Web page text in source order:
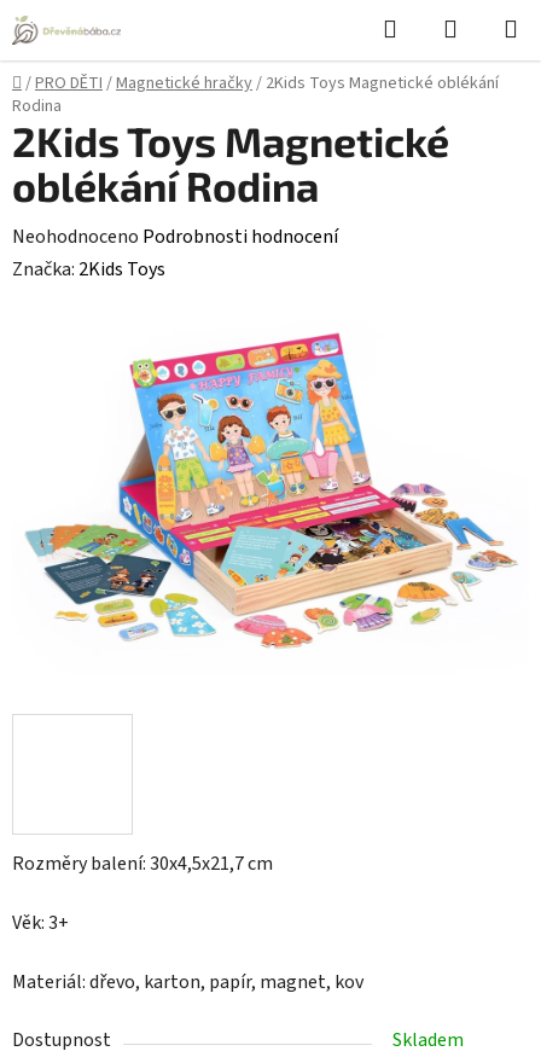
Přejít
na
obsah
Hledat
KOŠÍK
Domů
/PRO DĚTI/Magnetické hračky/ 2Kids Toys Magnetické oblékání
Rodina
Rozměry balení: 30x4,5x21,7 cm
Věk: 3+
Materiál: dřevo, karton, papír, magnet, kov
Dostupnost
Skladem
2Kids Toys Magnetické
oblékání Rodina
Průměrné
hodnocení
Neohodnoceno Podrobnosti hodnocení
Značka: 2Kids Toys